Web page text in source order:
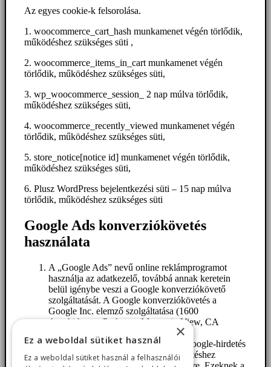
Az egyes cookie-k felsorolása.
1. woocommerce_cart_hash munkamenet végén törlődik,
működéshez szükséges süti ,
2. woocommerce_items_in_cart munkamenet végén
törlődik, működéshez szükséges süti,
3. wp_woocommerce_session_ 2 nap múlva törlődik,
működéshez szükséges süti,
4. woocommerce_recently_viewed munkamenet végén
törlődik, működéshez szükséges süti,
5. store_notice[notice id] munkamenet végén törlődik,
működéshez szükséges süti,
6. Plusz WordPress bejelentkezési süti – 15 nap múlva
törlődik, működéshez szükséges süti
Google Ads konverziókövetés
használata
A „Google Ads” nevű online reklámprogramot
használja az adatkezelő, továbbá annak keretein
belül igénybe veszi a Google konverziókövető
szolgáltatását. A Google konverziókövetés a
Google Inc. elemző szolgáltatása (1600
Amphitheatre Parkway, Mountain View, CA
Amikor Felhasználó egy weboldalt Google-hirdetés
által ér el, akkor egy a konverziókövetéshez
×
Ez a weboldal sütiket használ
Ez a weboldal sütiket használ a felhasználói